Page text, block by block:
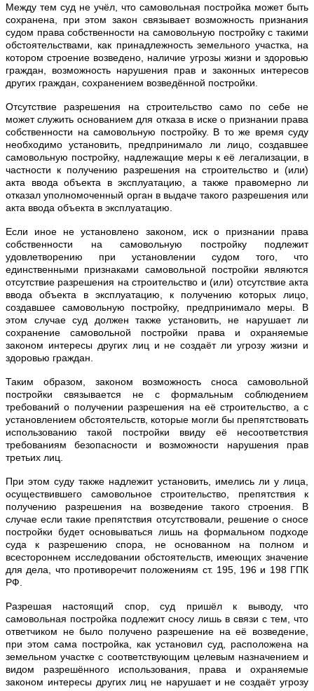
Между тем суд не учёл, что самовольная постройка может быть
сохранена, при этом закон связывает возможность признания
судом права собственности на самовольную постройку с такими
обстоятельствами, как принадлежность земельного участка, на
котором строение возведено, наличие угрозы жизни и здоровью
граждан, возможность нарушения прав и законных интересов
других граждан, сохранением возведённой постройки.
Отсутствие разрешения на строительство само по себе не
может служить основанием для отказа в иске о признании права
собственности на самовольную постройку. В то же время суду
необходимо установить, предпринимало ли лицо, создавшее
самовольную постройку, надлежащие меры к её легализации, в
частности к получению разрешения на строительство и (или)
акта ввода объекта в эксплуатацию, а также правомерно ли
отказал уполномоченный орган в выдаче такого разрешения или
акта ввода объекта в эксплуатацию.
Если иное не установлено законом, иск о признании права
собственности на самовольную постройку подлежит
удовлетворению при установлении судом того, что
единственными признаками самовольной постройки являются
отсутствие разрешения на строительство и (или) отсутствие акта
ввода объекта в эксплуатацию, к получению которых лицо,
создавшее самовольную постройку, предпринимало меры. В
этом случае суд должен также установить, не нарушает ли
сохранение самовольной постройки права и охраняемые
законом интересы других лиц и не создаёт ли угрозу жизни и
здоровью граждан.
Таким образом, законом возможность сноса самовольной
постройки связывается не с формальным соблюдением
требований о получении разрешения на её строительство, а с
установлением обстоятельств, которые могли бы препятствовать
использованию такой постройки ввиду её несоответствия
требованиям безопасности и возможности нарушения прав
третьих лиц.
При этом суду также надлежит установить, имелись ли у лица,
осуществившего самовольное строительство, препятствия к
получению разрешения на возведение такого строения. В
случае если такие препятствия отсутствовали, решение о сносе
постройки будет основываться лишь на формальном подходе
суда к разрешению спора, не основанном на полном и
всестороннем исследовании обстоятельств, имеющих значение
для дела, что противоречит положениям ст. 195, 196 и 198 ГПК
РФ.
Разрешая настоящий спор, суд пришёл к выводу, что
самовольная постройка подлежит сносу лишь в связи с тем, что
ответчиком не было получено разрешение на её возведение,
при этом сама постройка, как установил суд, расположена на
земельном участке с соответствующим целевым назначением и
видом разрешённого использования, права и охраняемые
законом интересы других лиц не нарушает и не создаёт угрозу